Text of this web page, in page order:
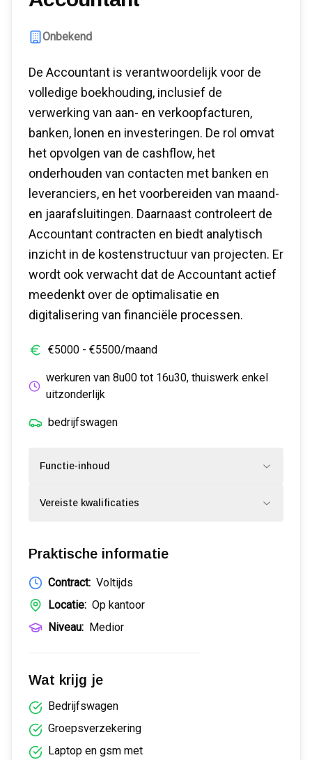
Onbekend
De Accountant is verantwoordelijk voor de
volledige boekhouding, inclusief de
verwerking van aan- en verkoopfacturen,
banken, lonen en investeringen. De rol omvat
het opvolgen van de cashflow, het
onderhouden van contacten met banken en
leveranciers, en het voorbereiden van maand-
en jaarafsluitingen. Daarnaast controleert de
Accountant contracten en biedt analytisch
inzicht in de kostenstructuur van projecten. Er
wordt ook verwacht dat de Accountant actief
meedenkt over de optimalisatie en
digitalisering van financiële processen.
€5000 - €5500/maand
werkuren van 8u00 tot 16u30, thuiswerk enkel
uitzonderlijk
bedrijfswagen
Functie-inhoud
Vereiste kwalificaties
Praktische informatie
Contract: Voltijds
Locatie: Op kantoor
Niveau: Medior
Wat krijg je
Bedrijfswagen
Groepsverzekering
Laptop en gsm met